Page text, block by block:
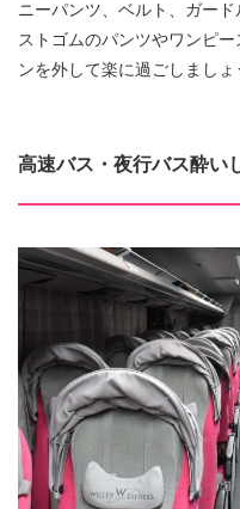
ニーパンツ、ベルト、ガー
ストゴムのパンツやワンピ
ンを外して楽に過ごしましょ
高速バス・夜行バス酔い